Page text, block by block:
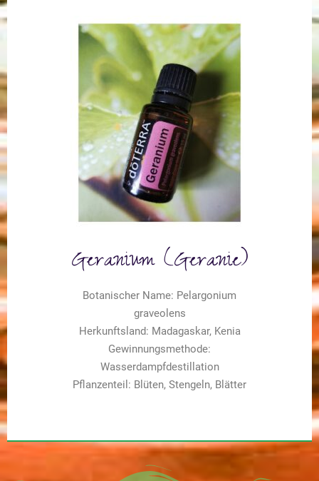
Geranium (Geranie)
Botanischer Name: Pelargonium
graveolens
Herkunftsland: Madagaskar, Kenia
Gewinnungsmethode:
Wasserdampfdestillation
Pflanzenteil: Blüten, Stengeln, Blätter